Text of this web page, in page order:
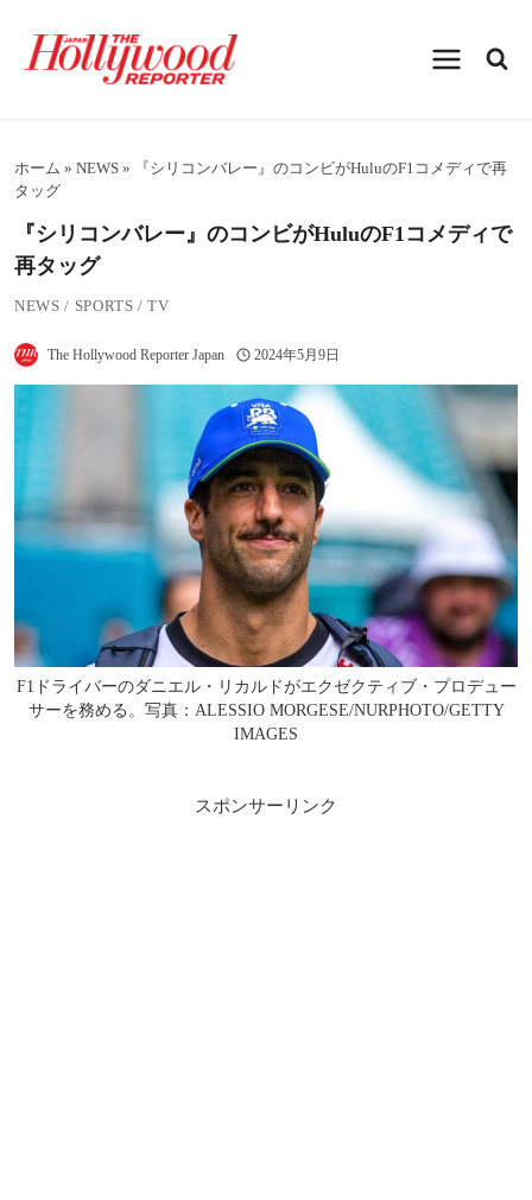
プホーム » NEWS »
『シリコンバレー』のコンビがHuluのF1コメディで再
タッグ
『シリコンバレー』のコンビがHuluのF1コメディで
再タッグ
NEWS / SPORTS /TV
The Hollywood Reporter Japan 2024年5月9日
F1ドライバーのダニエル・リカルドがエクゼクティブ・プロデュー
サーを務める。写真：ALESSIO MORGESE/NURPHOTO/GETTY
IMAGES
スポンサーリンク